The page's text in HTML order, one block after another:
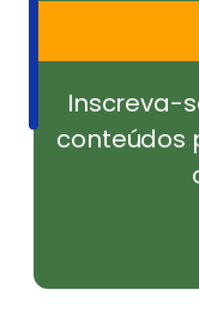
Inscreva-
conteúdos